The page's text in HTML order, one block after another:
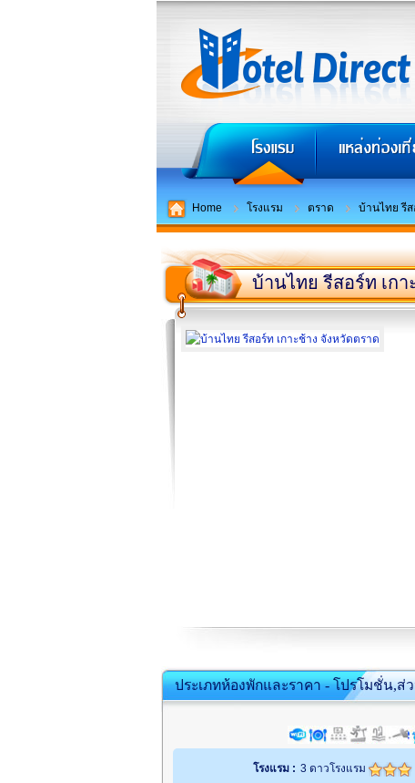
Home โรงแรม ตราด บ้านไทย รีส
บ้านไทย รีสอร์ท เกา
ประเภทห้องพักและราคา - โปรโมชั่น,ส่
โรงแรม : 3 ดาวโรงแรม